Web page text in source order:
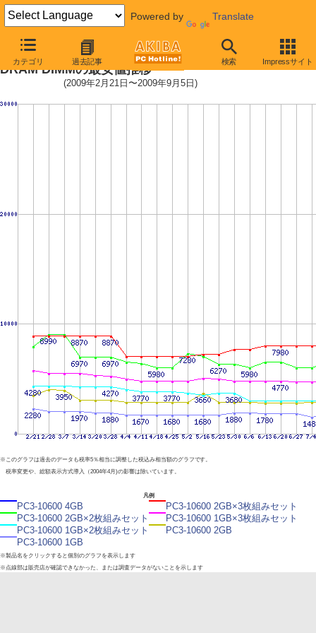
Powered by Translate
カテゴリ 過去記事 検索 Impressサイト
PC3-10600(DDR3-1333) DDR3 S
DRAM DIMMの最安値推移
(2009年2月21日〜2009年9月5日)
※このグラフは過去のデータも税率5％相当に調整した税込み相当額のグラフです。
税率変更や、総額表示方式導入（2004年4月)の影響は除いています。
凡例
PC3-10600 4GB
PC3-10600 2GB×3枚組みセット
PC3-10600 2GB×2枚組みセット
PC3-10600 1GB×3枚組みセット
PC3-10600 1GB×2枚組みセット
PC3-10600 2GB
PC3-10600 1GB
※製品名をクリックすると個別のグラフを表示します
※点線部は販売店が確認できなかった、または調査データがないことを示します